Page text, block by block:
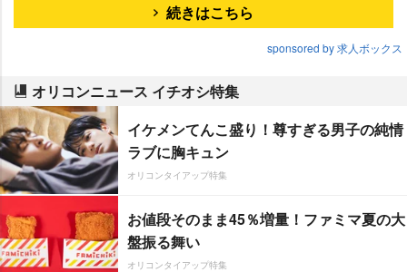
続きはこちら
sponsored by 求人ボックス
オリコンニュース イチオシ特集
イケメンてんこ盛り！尊すぎる男子の純情
ラブに胸キュン
オリコンタイアップ特集
お値段そのまま45％増量！ファミマ夏の大
盤振る舞い
オリコンタイアップ特集